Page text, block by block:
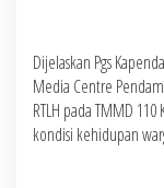
Dijelaskan Pgs
Media Centre
RTLH pada TMMD
kondisi kehidupan